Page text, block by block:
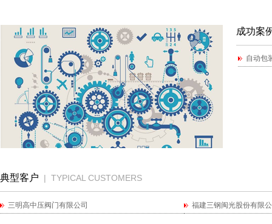
成功案
自动包
典型客户 | TYPICAL CUSTOMERS
三明高中压阀门有限公司 福建三钢闽光股份有限